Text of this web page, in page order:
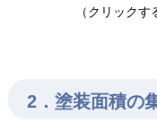
（クリック
2．塗装面積の